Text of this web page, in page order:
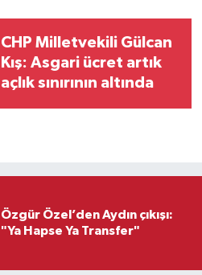
CHP Milletvekili Gülcan
Kış: Asgari ücret artık
açlık sınırının altında
Özgür Özel’den Aydın çıkışı:
"Ya Hapse Ya Transfer"